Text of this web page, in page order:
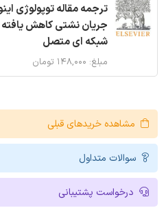
ترجمه مقاله توپولوژی
جریان نشتی کاهش یافته
شبکه ای متصل
مبلغ: ۱۴۸,۰۰۰ تومان
مشاهده خریدهای قبلی
سوالات متداول
درخواست پشتیبانی